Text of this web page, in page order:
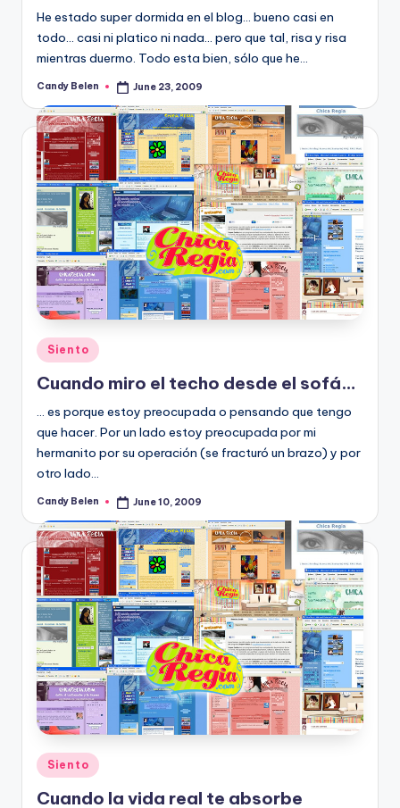
He estado super dormida en el blog... bueno casi en
todo... casi ni platico ni nada... pero que tal, risa y risa
mientras duermo. Todo esta bien, sólo que he…
Posted
Candy Belen June 23, 2009
Posted
in
Siento
Cuando miro el techo desde el sofá…
... es porque estoy preocupada o pensando que tengo
que hacer. Por un lado estoy preocupada por mi
hermanito por su operación (se fracturó un brazo) y por
otro lado…
Posted
Candy Belen June 10, 2009
Posted
in
Siento
Cuando la vida real te absorbe